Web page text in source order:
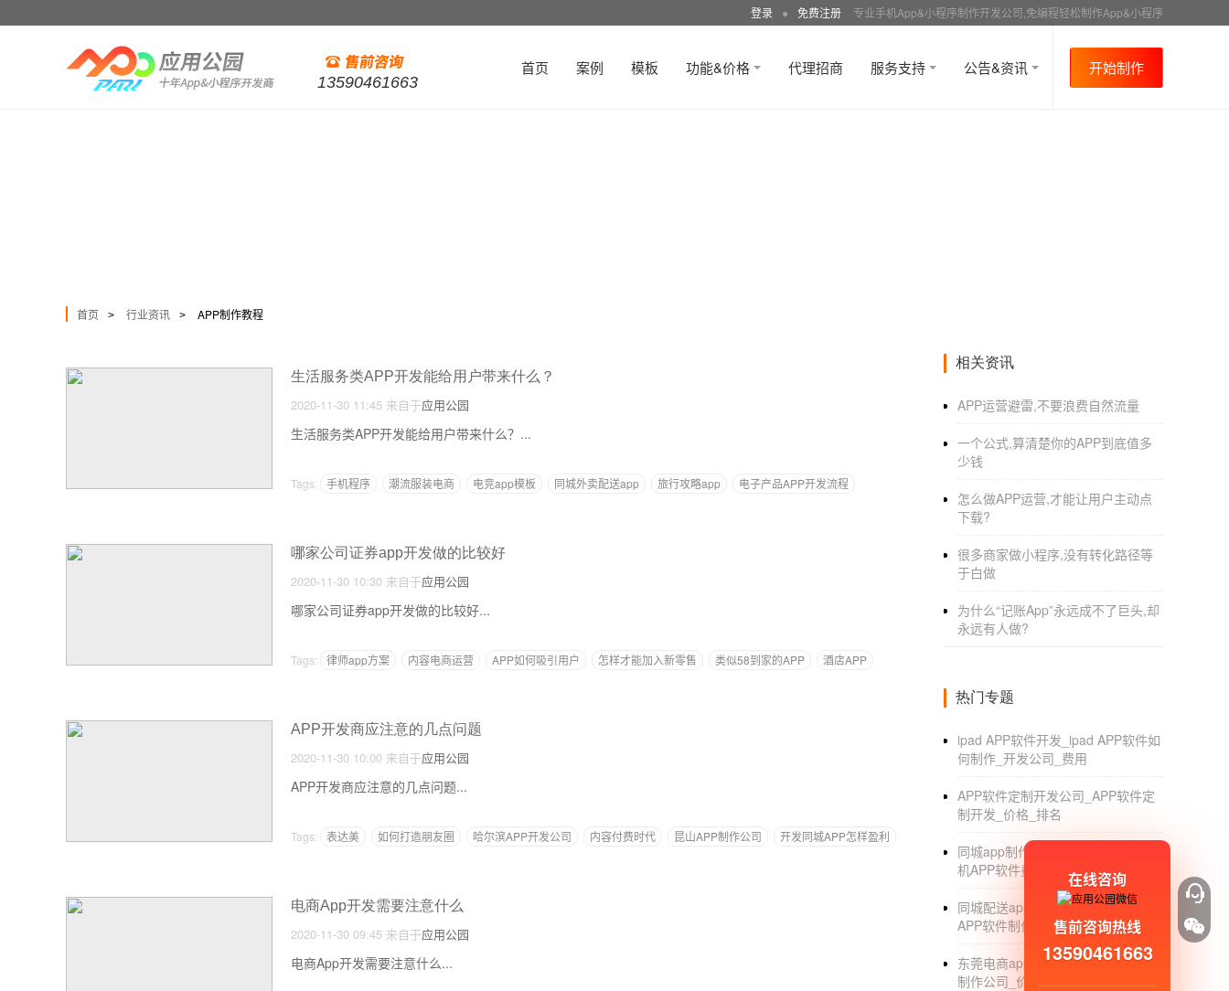
登录 ● 免费注册 专业手机App&小程序制作开发公司,免编程轻松制作App&小程序
13590461663
首页 案例 模板 功能&价格 代理招商 服务支持 公告&资讯 开始制作
首页 > 行业资讯 > APP制作教程
生活服务类APP开发能给用户带来什么？
2020-11-30 11:45 来自于应用公园
生活服务类APP开发能给用户带来什么？...
Tags: 手机程序 潮流服装电商 电竞app模板 同城外卖配送app 旅行攻略app 电子产品APP开发流程
哪家公司证券app开发做的比较好
2020-11-30 10:30 来自于应用公园
哪家公司证券app开发做的比较好...
Tags: 律师app方案 内容电商运营 APP如何吸引用户 怎样才能加入新零售 类似58到家的APP 酒店APP
APP开发商应注意的几点问题
2020-11-30 10:00 来自于应用公园
APP开发商应注意的几点问题...
Tags: 表达美 如何打造朋友圈 哈尔滨APP开发公司 内容付费时代 昆山APP制作公司 开发同城APP怎样盈利
电商App开发需要注意什么
2020-11-30 09:45 来自于应用公园
电商App开发需要注意什么...
相关资讯
APP运营避雷,不要浪费自然流量
一个公式,算清楚你的APP到底值多
少钱
怎么做APP运营,才能让用户主动点
下载?
很多商家做小程序,没有转化路径等
于白做
为什么“记账App”永远成不了巨头,却
永远有人做?
热门专题
ipad APP软件开发_ipad APP软件如
何制作_开发公司_费用
APP软件定制开发公司_APP软件定
制开发_价格_排名
同城app制作费用_制作一个同城手
机APP软件费用是多少_价格
同城配送app制作_同城配送手机
APP软件制作公司_排行
东莞电商app开发_东莞电商app开发
制作公司_价格
在线咨询
售前咨询热线
13590461663